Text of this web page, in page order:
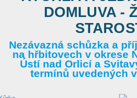
DOMLUVA -
Nezávazná schůzka a
na hřbitovech v okrese
Ústí nad Orlicí a
termínů uvedených